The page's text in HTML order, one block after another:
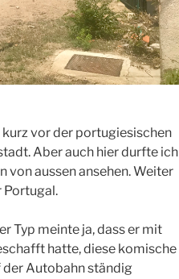
vor der portugiesischen
Aber auch hier durfte ich
von aussen ansehen. Weiter
Portugal.
Typ meinte ja, dass er mit
hatte, diese komische
der Autobahn ständig